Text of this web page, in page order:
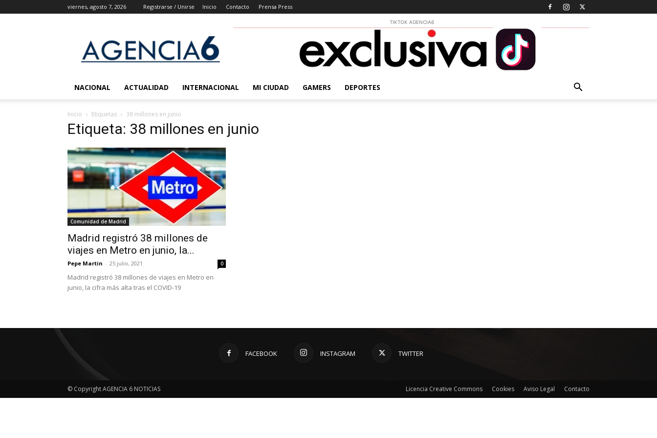
viernes, agosto 7, 2026 Registrarse / Unirse Inicio Contacto Prensa Press
6
Noticias
TIKTOK AGENCIA6
NACIONAL ACTUALIDAD INTERNACIONAL MI CIUDAD GAMERS DEPORTES
Inicio Etiquetas 38 millones en junio
Etiqueta: 38 millones en junio
Comunidad de Madrid
Madrid registró 38 millones de
viajes en Metro en junio, la...
Pepe Martin - 25 julio, 2021 0
Madrid registró 38 millones de viajes en Metro en
junio, la cifra más alta tras el COVID-19
FACEBOOK INSTAGRAM TWITTER
Licencia Creative Commons Cookies Aviso Legal Contacto
© Copyright AGENCIA 6 NOTICIAS